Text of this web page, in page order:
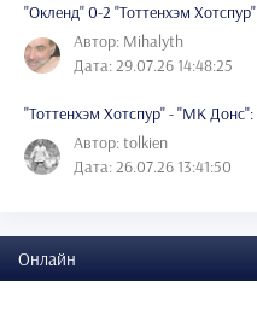
"Окленд" 0-2 "Тоттенхэм
Автор: Mihalyth
Дата: 29.07.26 14:48:25
"Тоттенхэм Хотспур" - "МК
Автор: tolkien
Дата: 26.07.26 13:41:50
Онлайн